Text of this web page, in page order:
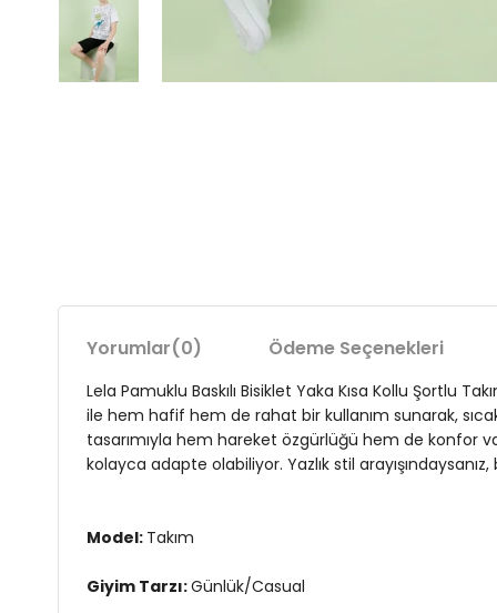
Yorumlar(0) Ödeme Seçenekleri
Lela Pamuklu Baskılı Bisiklet Yaka Kısa Kollu Şortlu
ile hem hafif hem de rahat bir kullanım sunarak, sıcak
tasarımıyla hem hareket özgürlüğü hem de konfor
kolayca adapte olabiliyor. Yazlık stil
Model: Takım
Giyim Tarzı:Günlük/Casual